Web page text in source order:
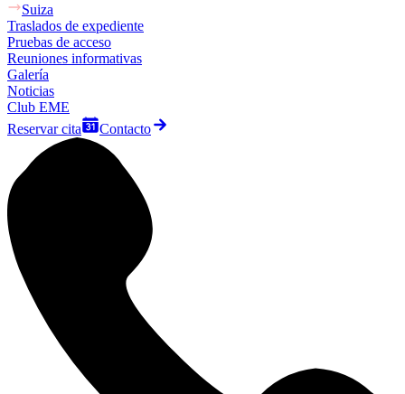
Suiza
Traslados de expediente
Pruebas de acceso
Reuniones informativas
Galería
Noticias
Club EME
Reservar cita
Contacto